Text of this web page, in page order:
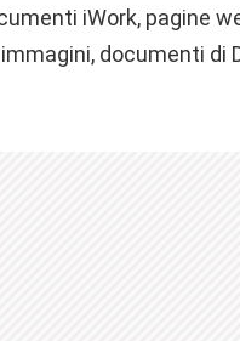
iWork, pagine
documenti di